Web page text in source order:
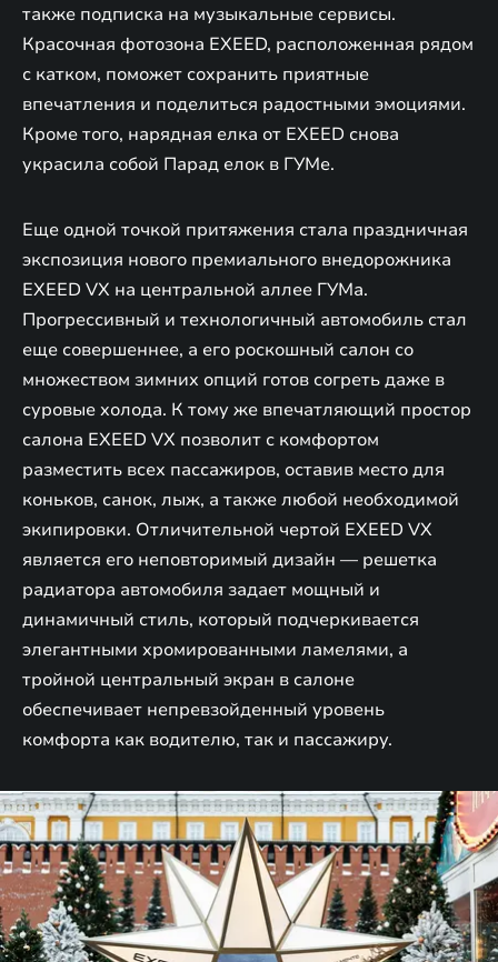
также подписка на музыкальные сервисы.
Красочная фотозона EXEED, расположенная рядом
с катком, поможет сохранить приятные
впечатления и поделиться радостными эмоциями.
Кроме того, нарядная елка от EXEED снова
украсила собой Парад елок в ГУМе.
Еще одной точкой притяжения стала праздничная
экспозиция нового премиального внедорожника
EXEED VX на центральной аллее ГУМа.
Прогрессивный и технологичный автомобиль стал
еще совершеннее, а его роскошный салон со
множеством зимних опций готов согреть даже в
суровые холода. К тому же впечатляющий простор
салона EXEED VX позволит с комфортом
разместить всех пассажиров, оставив место для
коньков, санок, лыж, а также любой необходимой
экипировки. Отличительной чертой EXEED VX
является его неповторимый дизайн — решетка
радиатора автомобиля задает мощный и
динамичный стиль, который подчеркивается
элегантными хромированными ламелями, а
тройной центральный экран в салоне
обеспечивает непревзойденный уровень
комфорта как водителю, так и пассажиру.